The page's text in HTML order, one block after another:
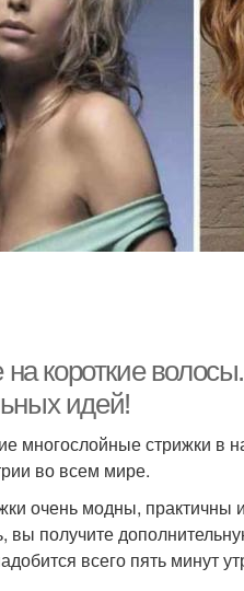
короткие
идей!
многослойные стрижки в
во всем мире.
очень модны,
вы получите
всего пять минут